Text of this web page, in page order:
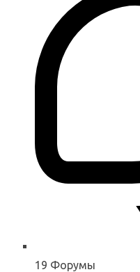
19 Форумы